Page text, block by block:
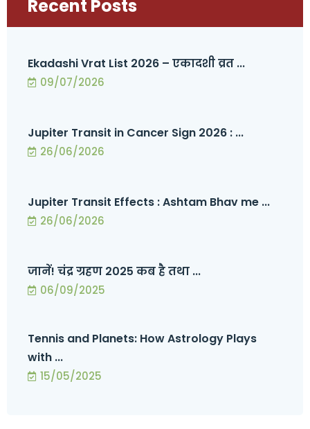
Recent Posts
Ekadashi Vrat List 2026 – एकादशी व्रत ...
09/07/2026
Jupiter Transit in Cancer Sign 2026 : ...
26/06/2026
Jupiter Transit Effects : Ashtam Bhav me ...
26/06/2026
जानें! चंद्र ग्रहण 2025 कब है तथा ...
06/09/2025
Tennis and Planets: How Astrology Plays
with ...
15/05/2025